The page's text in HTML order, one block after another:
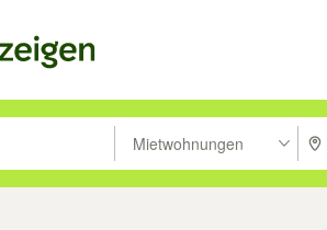
drücken um zu suchen, oder
Mietwohnungen